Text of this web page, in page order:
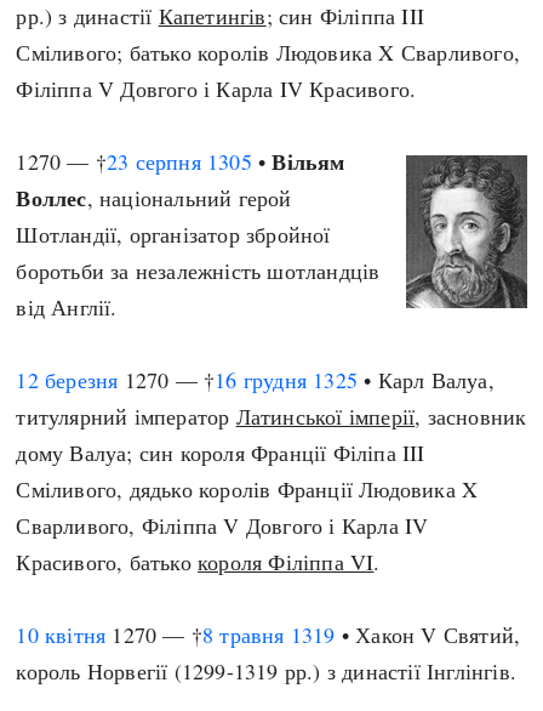
рр.) з династії Капетингів; син Філіппа III
Сміливого; батько королів Людовика X Сварливого,
Філіппа V Довгого і Карла IV Красивого.
1270 — †23 серпня 1305 •Вільям
Воллес, національний герой
Шотландії, організатор збройної
боротьби за незалежність шотландців
від Англії.
12 березня 1270 — †16 грудня 1325 • Карл Валуа,
титулярний імператор Латинської імперії, засновник
дому Валуа; син короля Франції Філіпа III
Сміливого, дядько королів Франції Людовика X
Сварливого, Філіппа V Довгого і Карла IV
Красивого, батькокороля Філіппа VI.
10 квітня 1270 — †8 травня 1319 • Хакон V Святий,
король Норвегії (1299-1319 рр.) з династії Інглінгів.